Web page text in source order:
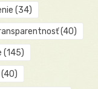
(34)
(40)
(145)